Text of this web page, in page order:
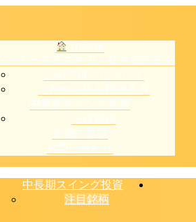
HOME
バガーをめざす方・株を始める方
このブログについて
これから株を始める方
中長期スイング投資
注目銘柄
今週の展望
お問い合わせ
中長期スイング投資
注目銘柄